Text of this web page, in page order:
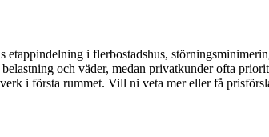
i flerbostadshus,
och väder, medan privatkunder ofta
i första rummet. Vill ni veta mer eller få